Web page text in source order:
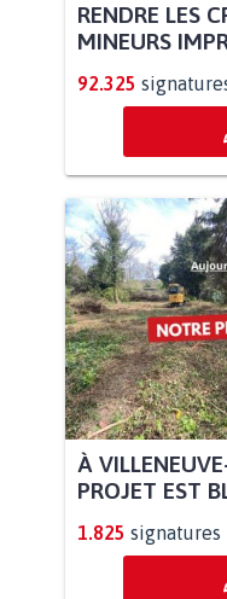
RENDRE LES
MINEURS
92.325
À
PROJET EST
1.825 signatures